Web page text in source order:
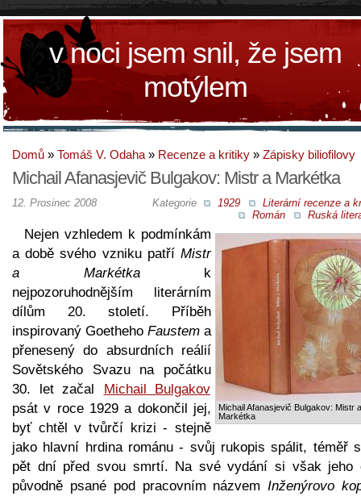
v noci jsem snil, že jsem
motýlem
Domů » Tomáš V. Odaha » Recenze a kritiky » Zápisky biliofilovy
Michail Afanasjevič Bulgakov: Mistr a Markétka
Kategorie 1929
Literární recenze a
Román
Ruská
12. Prosinec 2008
Michail Afanasjevič Bulgakov: Mistr a
Markétka
Nejen vzhledem k podmínkám
a době svého vzniku patří Mistr
a Markétkak
nejpozoruhodnějším literárním
dílům 20. století. Příběh
inspirovaný Goetheho Faustem a
přenesený do absurdních reálií
Sovětského Svazu na počátku
30. let začal
Michail Bulgakov
psát v roce 1929 a dokončil jej,
byť chtěl v tvůrčí krizi - stejně
jako hlavní hrdina románu - svůj rukopis spálit, téměř
pět dní před svou smrtí. Na své vydání si však jeho
původně psané pod pracovním názvem Inženýrovo